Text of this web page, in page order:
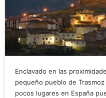
Enclavado en las
pequeño pueblo de
pocos lugares en España